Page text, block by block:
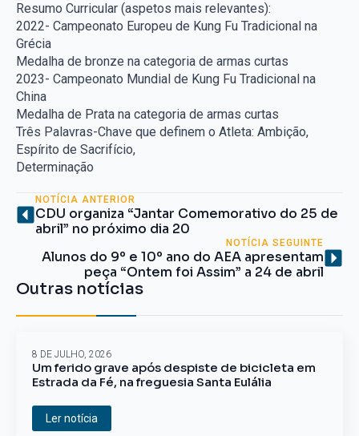
Resumo Curricular (aspetos mais relevantes):
2022- Campeonato Europeu de Kung Fu Tradicional na
Grécia
Medalha de bronze na categoria de armas curtas
2023- Campeonato Mundial de Kung Fu Tradicional na
China
Medalha de Prata na categoria de armas curtas
Três Palavras-Chave que definem o Atleta: Ambição,
Espírito de Sacrifício,
Determinação
NOTÍCIA ANTERIOR
CDU organiza “Jantar Comemorativo do 25 de
abril” no próximo dia 20
NOTÍCIA SEGUINTE
Alunos do 9º e 10º ano do AEA apresentam
peça “Ontem foi Assim” a 24 de abril
Outras notícias
Um ferido grave após despiste de bicicleta em
Estrada da Fé, na freguesia Santa Eulália
8 DE JULHO, 2026
Ler notícia